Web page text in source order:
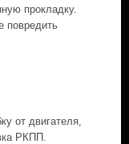
прокладку.
повредить
от двигателя,
РКПП.